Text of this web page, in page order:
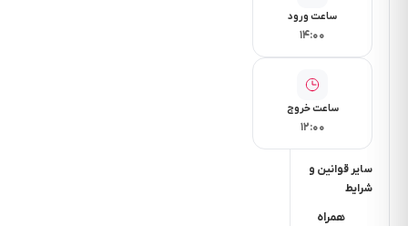
ساعت ورود
۱۴:۰۰
ساعت خروج
۱۲:۰۰
سایر قوانین و
شرایط
همراه